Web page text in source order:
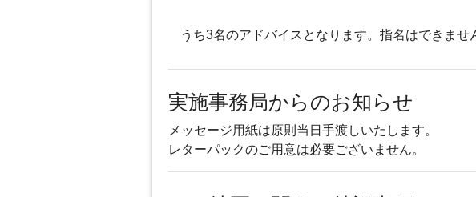
うち3名のアドバイスとなります。指名はできませ
実施事務局からのお知らせ
メッセージ用紙は原則当日手渡しいたします。
レターパックのご用意は必要ございません。